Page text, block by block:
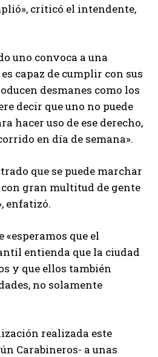
criticó el intendente,
uno convoca a una
capaz de cumplir con sus
desmanes como los
decir que uno no puede
hacer uso de ese derecho,
en día de semana».
que se puede marchar
gran multitud de gente
enfatizó.
«esperamos que el
entienda que la ciudad
y que ellos también
no solamente
realizada este
Carabineros- a unas